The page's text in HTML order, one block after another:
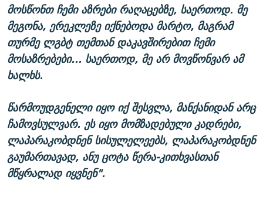
მოსწონთ ჩემი აზრები რაღაცებზე, საერთოდ. მე
მეგონა, ერეკლეზე იქნებოდა მარტო, მაგრამ
თურმე ლგბტ თემთან დაკავშირებით ჩემი
მოსაზრებები... საერთოდ, მე არ მოვწონვარ ამ
ხალხს.
წარმოუდგენელი იყო იქ შესვლა, მანქანიდან არც
ჩამოვსულვარ. ეს იყო მომზადებული კადრები,
ლაპარაკობდნენ სისულელეებს, ლაპარაკობდნენ
გაუმართავად, ანუ ცოტა წერა-კითხვასთან
მწყრალად იყვნენ".